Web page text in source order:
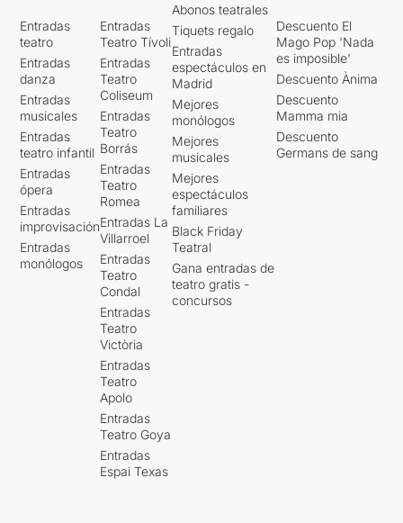
Entradas
teatro
Entradas
danza
Entradas
musicales
Entradas
teatro infantil
Entradas
ópera
Entradas
improvisación
Entradas
monólogos
Entradas
Teatro Tívoli
Entradas
Teatro
Coliseum
Entradas
Teatro
Borrás
Entradas
Teatro
Romea
Entradas La
Villarroel
Entradas
Teatro
Condal
Entradas
Teatro
Victòria
Entradas
Teatro
Apolo
Entradas
Teatro Goya
Entradas
Espai Texas
Abonos teatrales
Tiquets regalo
Entradas
espectáculos en
Madrid
Mejores
monólogos
Mejores
musicales
Mejores
espectáculos
familiares
Black Friday
Teatral
Gana entradas de
teatro gratis -
concursos
Descuento El
Mago Pop 'Nada
es imposible'
Descuento Ànima
Descuento
Mamma mia
Descuento
Germans de sang